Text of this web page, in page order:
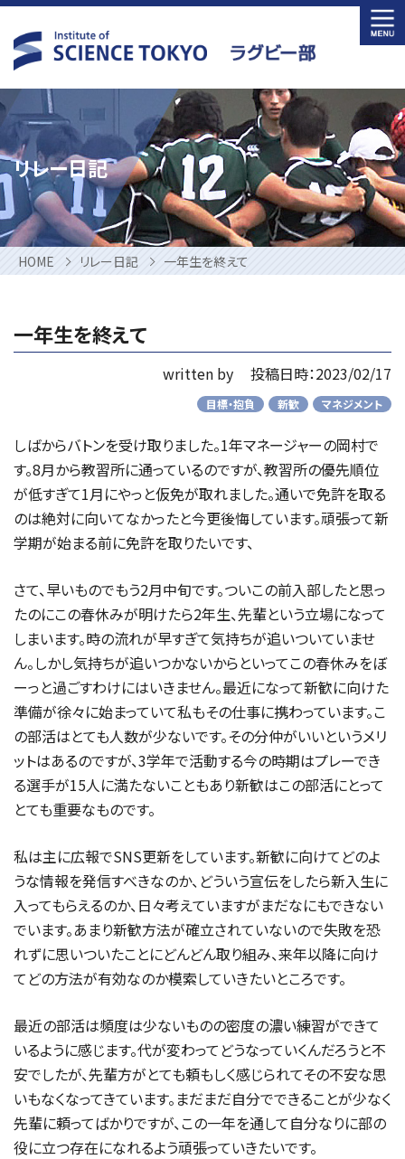
Skip
to
content
リレー日記
HOME リレー日記 一年生を終えて
一年生を終えて
written by 投稿日時：2023/02/17
目標・抱負 新歓 マネジメント
しばからバトンを受け取りました。1年マネージャーの岡村で
す。8月から教習所に通っているのですが、教習所の優先順位
が低すぎて1月にやっと仮免が取れました。通いで免許を取る
のは絶対に向いてなかったと今更後悔しています。頑張って新
学期が始まる前に免許を取りたいです、
さて、早いものでもう2月中旬です。ついこの前入部したと思っ
たのにこの春休みが明けたら2年生、先輩という立場になって
しまいます。時の流れが早すぎて気持ちが追いついていませ
ん。しかし気持ちが追いつかないからといってこの春休みをぼ
ーっと過ごすわけにはいきません。最近になって新歓に向けた
準備が徐々に始まっていて私もその仕事に携わっています。こ
の部活はとても人数が少ないです。その分仲がいいというメリ
ットはあるのですが、3学年で活動する今の時期はプレーでき
る選手が15人に満たないこともあり新歓はこの部活にとって
とても重要なものです。
私は主に広報でSNS更新をしています。新歓に向けてどのよ
うな情報を発信すべきなのか、どういう宣伝をしたら新入生に
入ってもらえるのか、日々考えていますがまだなにもできない
でいます。あまり新歓方法が確立されていないので失敗を恐
れずに思いついたことにどんどん取り組み、来年以降に向け
てどの方法が有効なのか模索していきたいところです。
最近の部活は頻度は少ないものの密度の濃い練習ができて
いるように感じます。代が変わってどうなっていくんだろうと不
安でしたが、先輩方がとても頼もしく感じられてその不安な思
いもなくなってきています。まだまだ自分でできることが少なく
先輩に頼ってばかりですが、この一年を通して自分なりに部の
役に立つ存在になれるよう頑張っていきたいです。